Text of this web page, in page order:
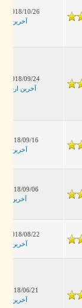
2018/10/26، 09:08 AM
آخرین ارسال
2018/09/24، 12:53 AM
آخرین ارسال :
2018/09/16، 08:17 PM
آخرین ارسال
2018/09/06، 01:33 PM
آخرین ارسال
2018/08/22، 10:08 AM
آخرین ارسال
2018/06/21، 11:17 PM
آخرین ارسال